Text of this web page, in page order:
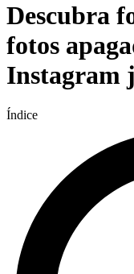
Descubra
fotos
Instagram
Índice